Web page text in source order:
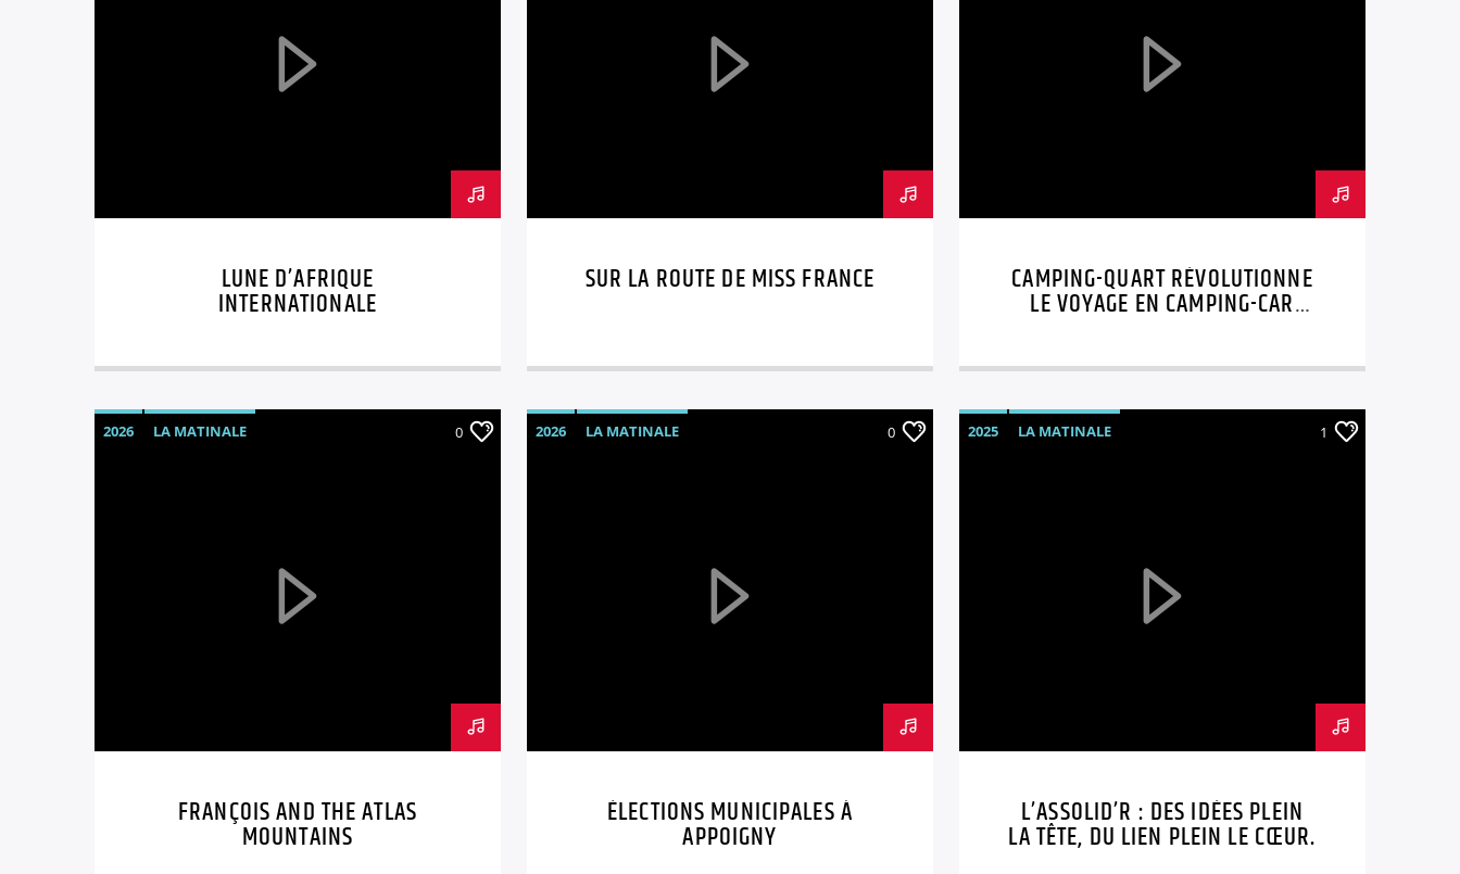
LUNE D’AFRIQUE
INTERNATIONALE
SUR LA ROUTE DE MISS FRANCE CAMPING-QUART RÉVOLUTIONNE
LE VOYAGE EN CAMPING-CAR
2026 LA MATINALE 0
FRANÇOIS AND THE ATLAS
MOUNTAINS
2026 LA MATINALE 0
ÉLECTIONS MUNICIPALES À
APPOIGNY
2025 LA MATINALE 1
L’ASSOLID’R : DES IDÉES PLEIN
LA TÊTE, DU LIEN PLEIN LE CŒUR.